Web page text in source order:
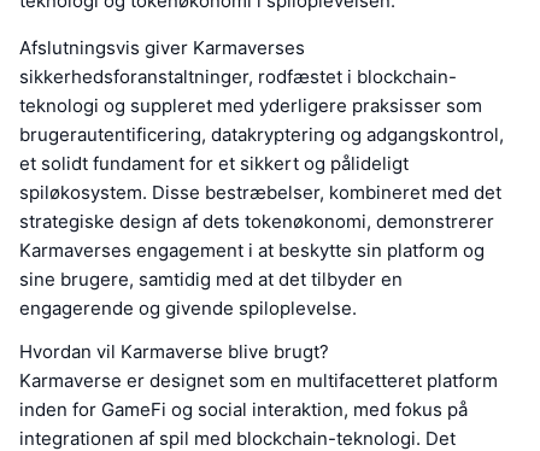
Afslutningsvis giver Karmaverses
sikkerhedsforanstaltninger, rodfæstet i blockchain-
teknologi og suppleret med yderligere praksisser som
brugerautentificering, datakryptering og adgangskontrol,
et solidt fundament for et sikkert og pålideligt
spiløkosystem. Disse bestræbelser, kombineret med det
strategiske design af dets tokenøkonomi, demonstrerer
Karmaverses engagement i at beskytte sin platform og
sine brugere, samtidig med at det tilbyder en
engagerende og givende spiloplevelse.
Hvordan vil Karmaverse blive brugt?
Karmaverse er designet som en multifacetteret platform
inden for GameFi og social interaktion, med fokus på
integrationen af spil med blockchain-teknologi. Det